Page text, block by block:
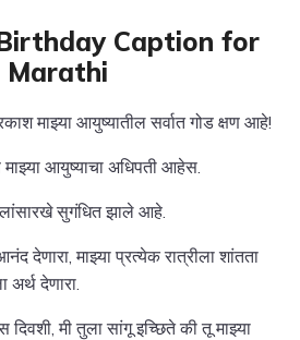
Caption for
Marathi
माझ्या आयुष्यातील सर्वात गोड क्षण आहे!
माझ्या आयुष्याचा अधिपती आहेस.
सुगंधित झाले आहे.
देणारा, माझ्या प्रत्येक रात्रीला शांतता
अर्थ देणारा.
दिवशी, मी तुला सांगू इच्छिते की तू माझ्या